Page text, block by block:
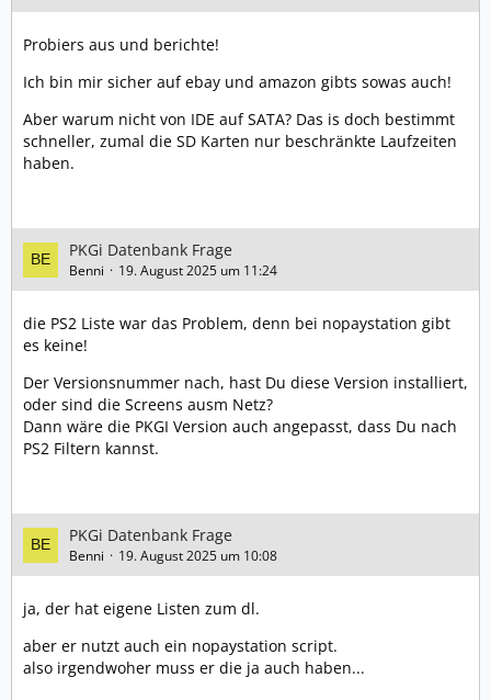
Probiers aus und berichte!
Ich bin mir sicher auf ebay und amazon gibts sowas auch!
Aber warum nicht von IDE auf SATA? Das is doch bestimmt
schneller, zumal die SD Karten nur beschränkte Laufzeiten
haben.
PKGi Datenbank Frage
Benni 19. August 2025 um 11:24
die PS2 Liste war das Problem, denn bei nopaystation gibt
es keine!
Der Versionsnummer nach, hast Du diese Version installiert,
oder sind die Screens ausm Netz?
Dann wäre die PKGI Version auch angepasst, dass Du nach
PS2 Filtern kannst.
PKGi Datenbank Frage
Benni 19. August 2025 um 10:08
ja, der hat eigene Listen zum dl.
aber er nutzt auch ein nopaystation script.
also irgendwoher muss er die ja auch haben...